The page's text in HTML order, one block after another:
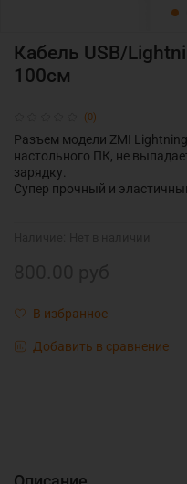
(0)
Кабель USB/
100см
В избранное
Добавить в сравнение
Разъем модели ZMI
настольного ПК, не
зарядку.
Супер прочный и